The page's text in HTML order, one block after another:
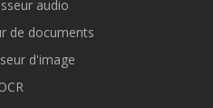
audio
de documents
d'image